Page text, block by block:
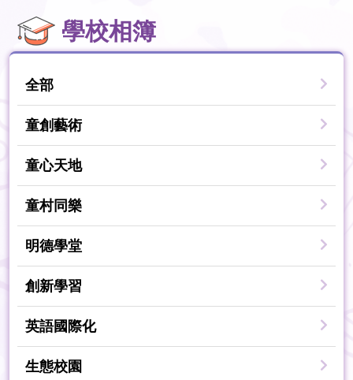
學校相簿
全部
童創藝術
童心天地
童村同樂
明德學堂
創新學習
英語國際化
生態校園